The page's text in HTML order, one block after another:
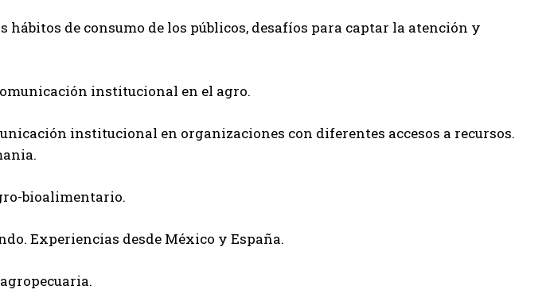
hábitos de consumo de los públicos, desafíos para captar la atención y
institucional en el agro.
institucional en organizaciones con diferentes accesos a recursos.
bioalimentario.
Experiencias desde México y España.